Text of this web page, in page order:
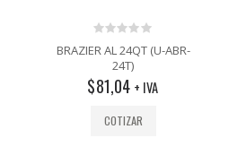
0
out
5
BRAZIER AL 24QT (U-ABR-
24T)
$81,04 + IVA
COTIZAR